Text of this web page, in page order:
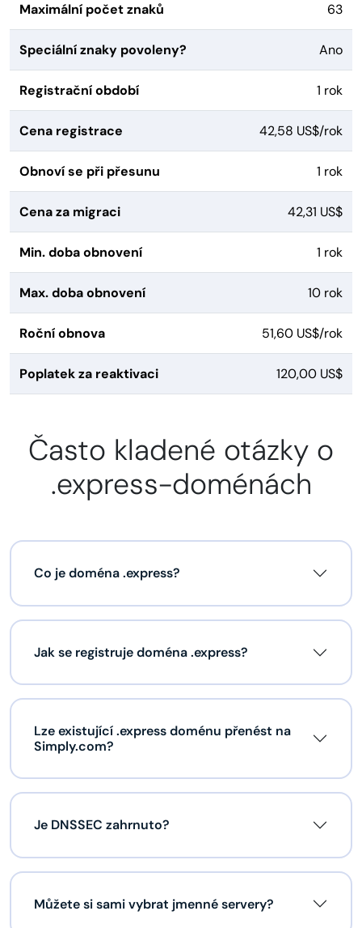
Maximální počet znaků 63
Speciální znaky povoleny? Ano
Registrační období 1 rok
Cena registrace 42,58 US$/rok
Obnoví se při přesunu 1 rok
Cena za migraci 42,31 US$
Min. doba obnovení 1 rok
Max. doba obnovení 10 rok
Roční obnova 51,60 US$/rok
Poplatek za reaktivaci 120,00 US$
Často kladené otázky o
.express-doménách
Co je doména .express?
Jak se registruje doména .express?
Lze existující .express doménu přenést na
Simply.com?
Je DNSSEC zahrnuto?
Můžete si sami vybrat jmenné servery?